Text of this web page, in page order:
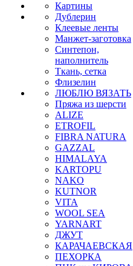
Картины
Дублерин
Клеевые ленты
Манжет-заготовка
Синтепон,
наполнитель
Ткань, сетка
Флизелин
ЛЮБЛЮ ВЯЗАТЬ
Пряжа из шерсти
ALIZE
ETROFIL
FIBRA NATURA
GAZZAL
HIMALAYA
KARTOPU
NAKO
KUTNOR
VITA
WOOL SEA
YARNART
ДЖУТ
КАРАЧАЕВСКАЯ
ПЕХОРКА